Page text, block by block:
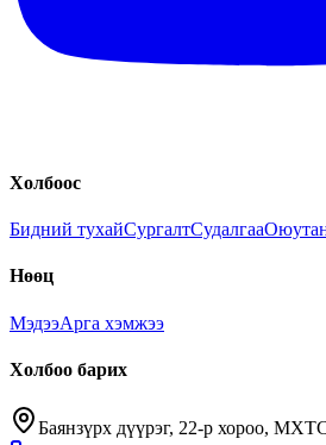
Холбоос
Бидний тухайСургалтСудалгаа
Нөөц
МэдээАрга хэмжээ
Холбоо барих
Баянзүрх дүүрэг, 22-р хороо,